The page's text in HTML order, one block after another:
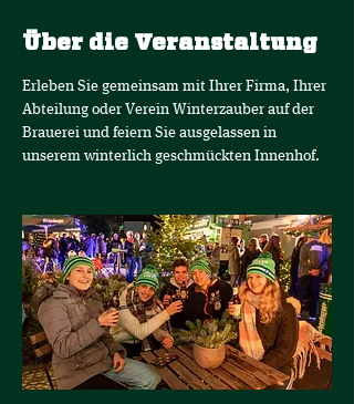
Über die Veranstaltung
Erleben Sie gemeinsam mit Ihrer Firma, Ihrer
Abteilung oder Verein Winterzauber auf der
Brauerei und feiern Sie ausgelassen in
unserem winterlich geschmückten Innenhof.